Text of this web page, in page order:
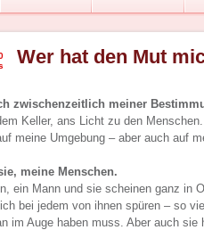
Wer hat den Mut
zwischenzeitlich meiner
Keller, ans Licht zu den Menschen.
meine Umgebung – aber auch auf
meine Menschen.
ein Mann und sie scheinen ganz in
bei jedem von ihnen spüren – so
im Auge haben muss. Aber auch